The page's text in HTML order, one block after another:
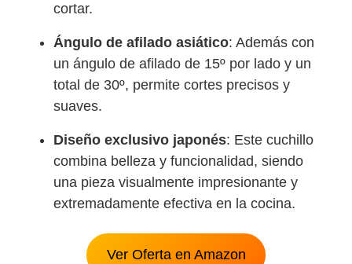
cortar.
Ángulo de afilado asiático: Además con
un ángulo de afilado de 15º por lado y un
total de 30º, permite cortes precisos y
suaves.
Diseño exclusivo japonés: Este cuchillo
combina belleza y funcionalidad, siendo
una pieza visualmente impresionante y
extremadamente efectiva en la cocina.
Ver Oferta en Amazon